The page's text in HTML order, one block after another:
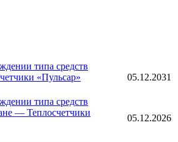
типа средств
«Пульсар»
05.12.2031
типа средств
— Теплосчетчики
05.12.2026